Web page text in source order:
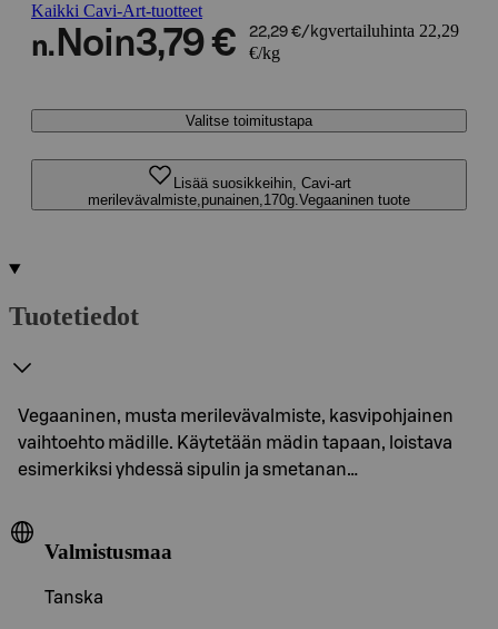
Kaikki Cavi-Art-tuotteet
n. Noin3,79 € 22,29 €/kgvertailuhinta 22,29
€/kg
Valitse toimitustapa
Lisää suosikkeihin, Cavi-art
merilevävalmiste,punainen,170g.Vegaaninen tuote
Tuotetiedot
Vegaaninen, musta merilevävalmiste, kasvipohjainen
vaihtoehto mädille. Käytetään mädin tapaan, loistava
esimerkiksi yhdessä sipulin ja smetanan…
Valmistusmaa
Tanska